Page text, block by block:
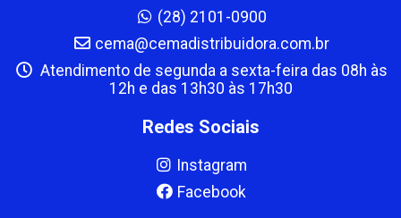
(28) 2101-0900
cema@cemadistribuidora.com.br
Atendimento de segunda a sexta-feira das 08h às
12h e das 13h30 às 17h30
Redes Sociais
Instagram
Facebook